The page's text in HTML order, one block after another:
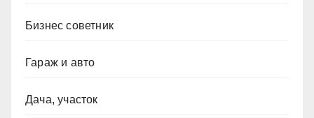
Бизнес советник
Гараж и авто
Дача, участок